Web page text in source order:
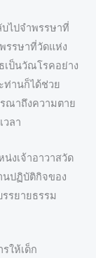
ไปจำพรรษาที่
รรษาที่วัดแห่ง
เป็นวัณโรคอย่าง
ท่านก็ได้ช่วย
ณาถึงความตาย
วลา
น่งเจ้าอาวาสวัด
นปฏิบัติกิจของ
รยายธรรม
ให้เด็ก